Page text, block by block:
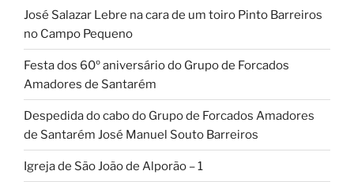
José Salazar Lebre na cara de um toiro Pinto Barreiros
no Campo Pequeno
Festa dos 60º aniversário do Grupo de Forcados
Amadores de Santarém
Despedida do cabo do Grupo de Forcados Amadores
de Santarém José Manuel Souto Barreiros
Igreja de São João de Alporão – 1